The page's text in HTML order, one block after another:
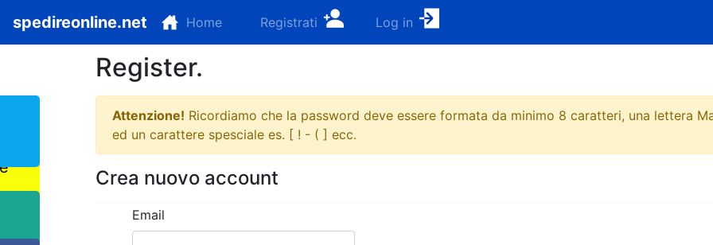
spedireonline.net (current)
Home Registrati Log in
Register.
Attenzione! Ricordiamo che la password deve essere formata da minimo 8 caratteri, una lettera
ed un carattere spesciale es. [ ! - ( ] ecc.
Crea nuovo account
Email